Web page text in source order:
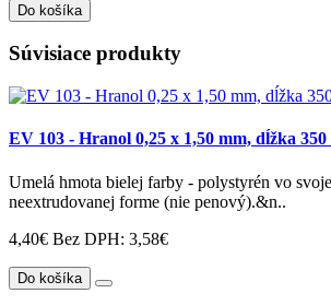
Do košíka
Súvisiace produkty
EV 103 - Hranol 0,25 x 1,50 mm, dĺžka 350
Umelá hmota bielej farby - polystyrén vo
neextrudovanej forme (nie penový).&n..
4,40€ Bez DPH: 3,58€
Do košíka